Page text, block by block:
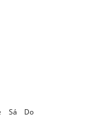
Sá
Do